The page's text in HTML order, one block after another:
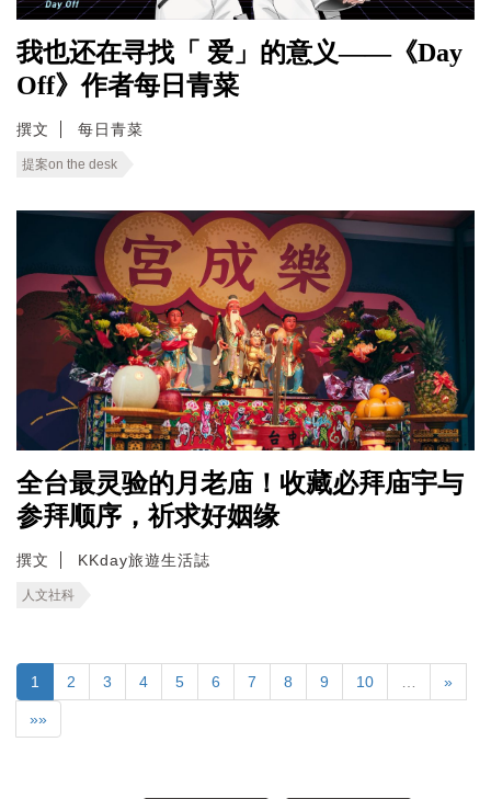
我也还在寻找「 爱」的意义——《Day
Off》作者每日青菜
撰文 每日青菜
提案on the desk
全台最灵验的月老庙！收藏必拜庙宇与
参拜顺序，祈求好姻缘
撰文 KKday旅遊生活誌
人文社科
1 2 3 4 5 6 7 8 9 10 »
»»